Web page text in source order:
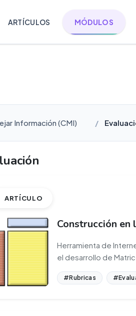
ARTÍCULOS MÓDULOS
Información (CMI)
ARTÍCULO
Construcción
Herramienta de
el desarrollo de
#Rubricas